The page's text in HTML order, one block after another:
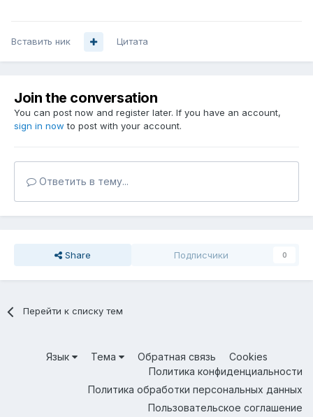
Вставить ник Цитата
Join the conversation
You can post now and register later. If you have an account,
sign in now to post with your account.
Ответить в тему...
Share Подписчики 0
Перейти к списку тем
Язык Тема Обратная связь
Cookies
Политика конфиденциальности
Политика обработки персональных данных
Пользовательское соглашение